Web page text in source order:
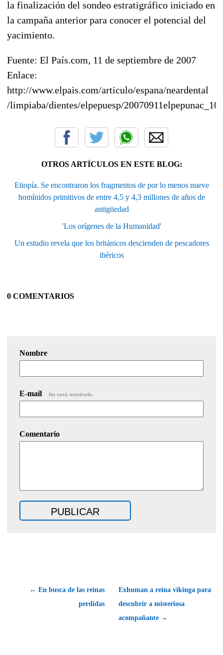
la finalización del sondeo estratigráfico iniciado en
la campaña anterior para conocer el potencial del
yacimiento.
Fuente: El País.com, 11 de septiembre de 2007
Enlace:
http://www.elpais.com/articulo/espana/neardental
/limpiaba/dientes/elpepuesp/20070911elpepunac_10/
OTROS ARTÍCULOS EN ESTE BLOG:
Etiopía. Se encontraron los fragmentos de por lo menos nueve
homínidos primitivos de entre 4,5 y 4,3 millones de años de
antigüedad
'Los orígenes de la Humanidad'
Un estudio revela que los británicos descienden de pescadores
ibéricos
0 COMENTARIOS
Nombre
E-mail No será mostrado.
Comentario
← En busca de las reinas
perdidas
Exhuman a reina vikinga para
descubrir a misteriosa
acompañante →